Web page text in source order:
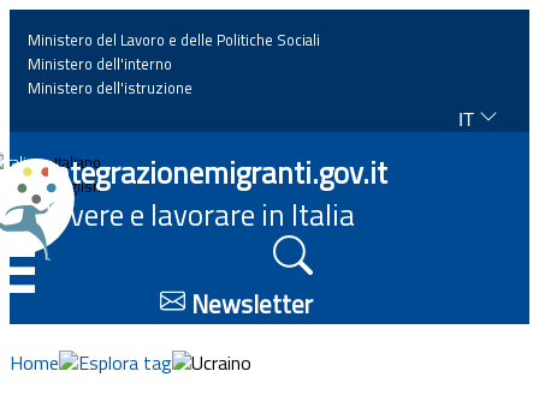
Home
News
Approfondimenti
Eventi
Ministero del Lavoro e delle Politiche Sociali
Ministero dell'interno
Ministero dell'istruzione
IT
Italiano
English
Integrazionemigranti.gov.it
Vivere e lavorare in Italia
Newsletter
Home Esplora tag Ucraino